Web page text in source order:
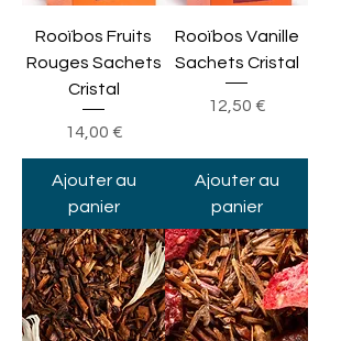
Rooïbos Fruits
Rouges Sachets
Cristal
Prix
14,00 €
Ajouter au
panier
Rooïbos Vanille
Sachets Cristal
Prix
12,50 €
Ajouter au
panier